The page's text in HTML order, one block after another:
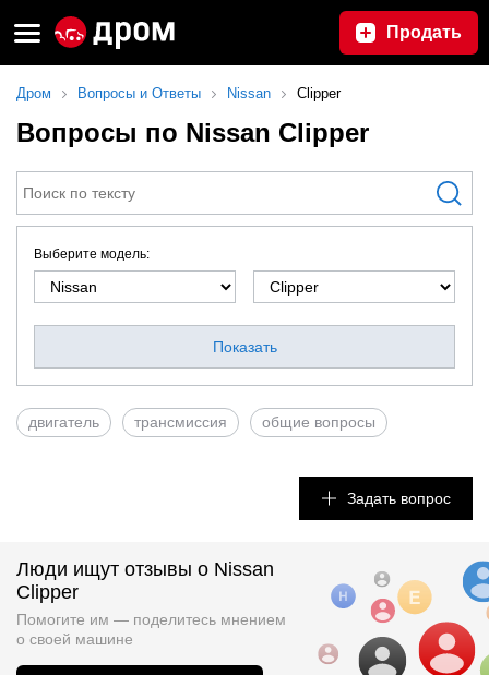
Продать
Дром Вопросы и Ответы Nissan Clipper
Вопросы по Nissan Clipper
Выберите модель:
Показать
двигатель трансмиссия общие вопросы
Задать вопрос
Люди ищут отзывы о Nissan
Clipper
Помогите им — поделитесь мнением
о своей машине